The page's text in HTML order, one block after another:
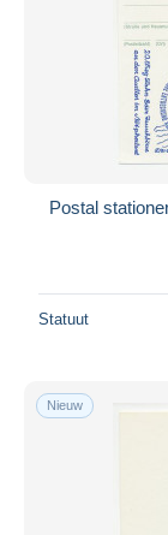
Postal
Statuut
Nieuw